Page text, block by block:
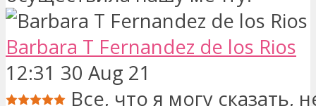
Barbara T Fernandez de los Rios
12:31 30 Aug 21
Все, что я могу сказать,